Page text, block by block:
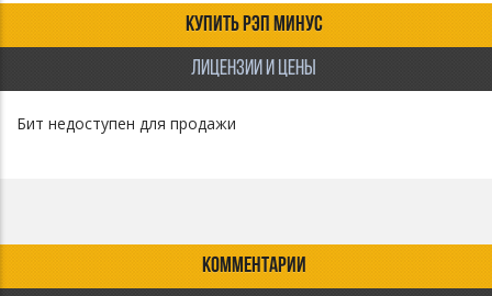
КУПИТЬ РЭП МИНУС
ЛИЦЕНЗИИ И ЦЕНЫ
Бит недоступен для продажи
КОММЕНТАРИИ